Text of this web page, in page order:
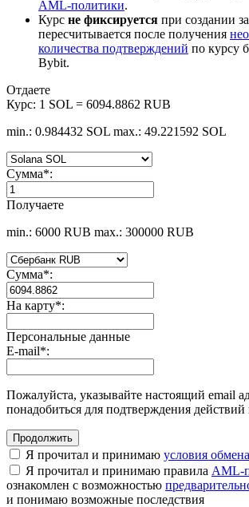
AML-политики.
Курс не фиксируется при создании
пересчитывается после получения
количества подтверждений по курсу
Bybit.
Отдаете
Курс: 1 SOL = 6094.8862 RUB
min.: 0.984432 SOL max.: 49.221592 SOL
Сумма*:
Получаете
min.: 6000 RUB max.: 300000 RUB
Сумма*:
На карту*:
Персональные данные
E-mail*:
Пожалуйста, указывайте настоящий email
понадобиться для подтверждения действий
Я прочитал и принимаю условия обмена
Я прочитал и принимаю правила AML-
ознакомлен с возможностью
и понимаю возможные последствия